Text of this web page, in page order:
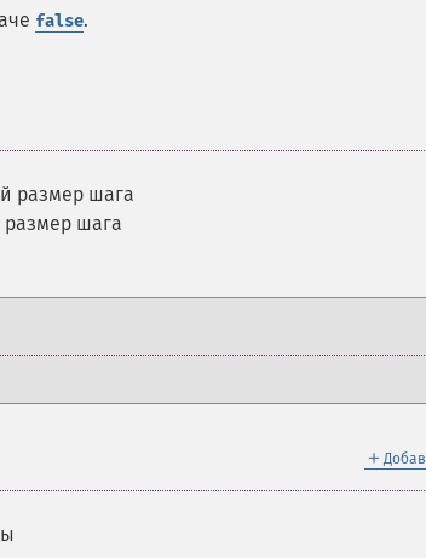
false.
размер шага
шага
＋